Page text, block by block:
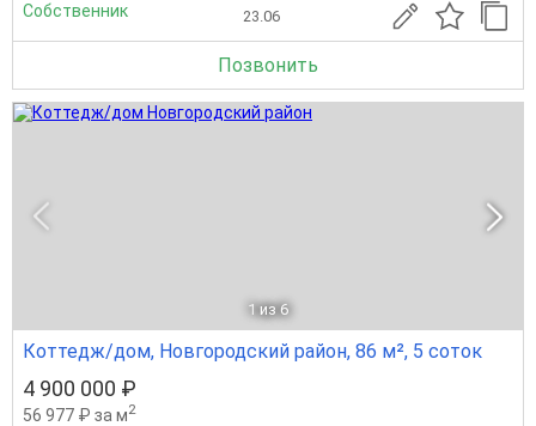
Собственник 23.06
Позвонить
1 из 6
Коттедж/дом, Новгородский район, 86 м², 5 соток
4 900 000 ₽
56 977 ₽ за м2